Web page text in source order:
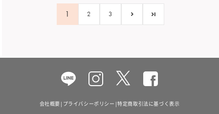
1 2 3
Facebook
会社概要 プライバシーポリシー |特定商取引法に基づく表示